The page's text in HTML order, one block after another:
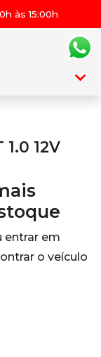
às 15:00h
12V
entrar em
o veículo